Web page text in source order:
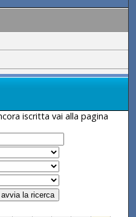
iscritta vai alla pagina